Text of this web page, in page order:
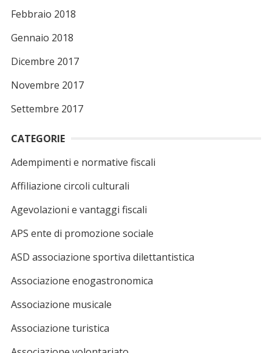
Febbraio 2018
Gennaio 2018
Dicembre 2017
Novembre 2017
Settembre 2017
CATEGORIE
Adempimenti e normative fiscali
Affiliazione circoli culturali
Agevolazioni e vantaggi fiscali
APS ente di promozione sociale
ASD associazione sportiva dilettantistica
Associazione enogastronomica
Associazione musicale
Associazione turistica